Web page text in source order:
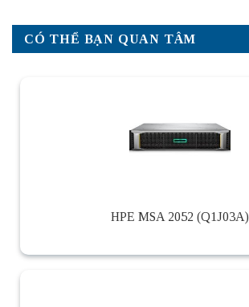
CÓ THỂ BẠN QUAN TÂM
HPE MSA 2052 (Q1J03A)